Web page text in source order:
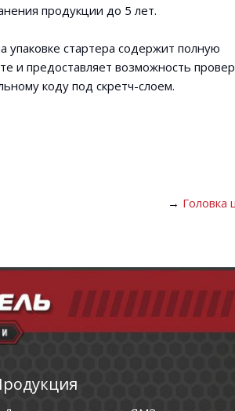
продукции до 5 лет.
упаковке стартера содержит полную
и предоставляет возможность
коду под скретч-слоем.
→ Головка